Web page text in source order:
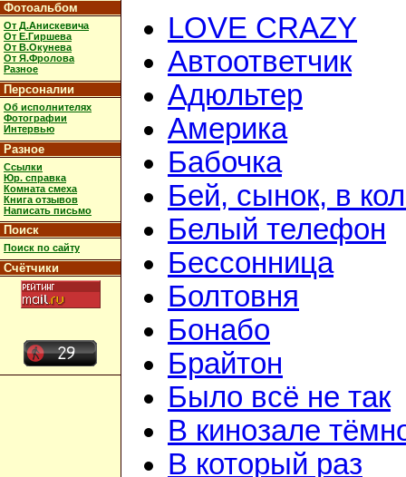
Фотоальбом
От Д.Анискевича
От Е.Гиршева
От В.Окунева
От Я.Фролова
Разное
Персоналии
Об исполнителях
Фотографии
Интервью
Разное
Ссылки
Юр. справка
Комната смеха
Книга отзывов
Написать письмо
Поиск
Поиск по сайту
Счётчики
LOVE CRAZY
Автоответчик
Адюльтер
Америка
Бабочка
Бей, сынок, в
Белый телефон
Бессонница
Болтовня
Бонабо
Брайтон
Было всё не так
В кинозале
В который раз